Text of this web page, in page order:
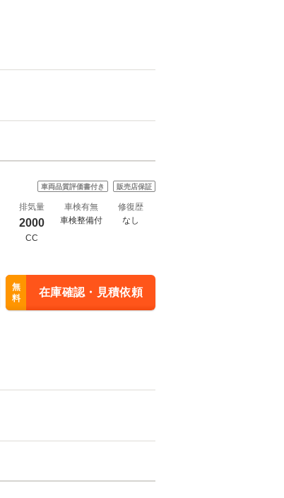
車両品質評価書付き 販売店保証
排気量
2000
CC
車検有無
車検整備付
修復歴
なし
無
料
在庫確認・見積依頼